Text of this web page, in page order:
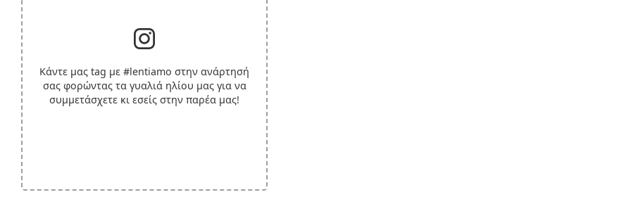
Κάντε μας tag με #lentiamo στην ανάρτησή
σας φορώντας τα γυαλιά ηλίου μας για να
συμμετάσχετε κι εσείς στην παρέα μας!